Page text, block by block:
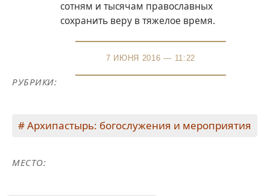
сотням и тысячам православных
сохранить веру в тяжелое время.
7 ИЮНЯ 2016 — 11:22
РУБРИКИ:
Архипастырь: богослужения и мероприятия
МЕСТО: